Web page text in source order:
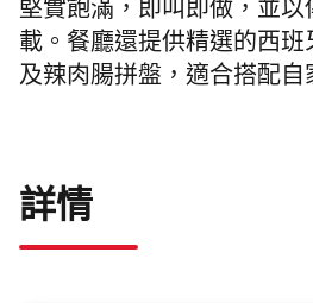
堅實飽滿，即叫即做，並以
載。餐廳還提供精選的西
及辣肉腸拼盤， 適合搭配自
詳情